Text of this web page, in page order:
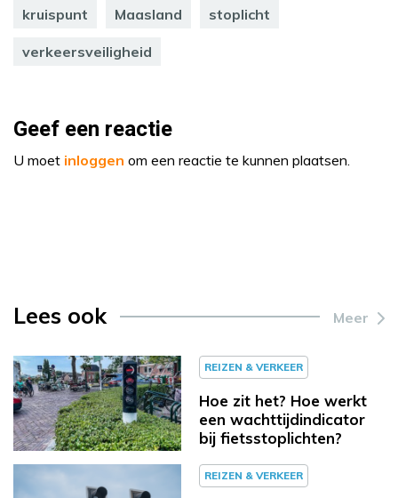
kruispunt Maasland stoplicht
verkeersveiligheid
Geef een reactie
U moet inloggen om een reactie te kunnen plaatsen.
Lees ook Meer
REIZEN & VERKEER
Hoe zit het? Hoe werkt
een wachttijdindicator
bij fietsstoplichten?
REIZEN & VERKEER